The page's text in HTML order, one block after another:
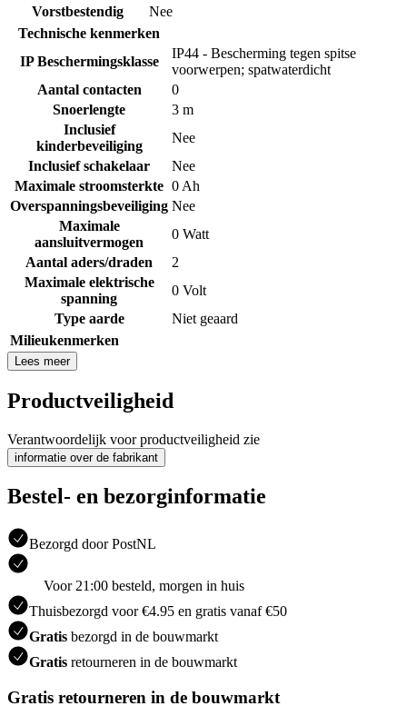
Vorstbestendig
Nee
Technische kenmerken
IP Beschermingsklasse
IP44 - Bescherming tegen spitse
voorwerpen; spatwaterdicht
Aantal contacten
0
Snoerlengte
3 m
Inclusief
kinderbeveiliging
Nee
Inclusief schakelaar
Nee
Maximale stroomsterkte 0 Ah
Overspanningsbeveiliging Nee
Maximale
aansluitvermogen
0 Watt
Aantal aders/draden
2
Maximale elektrische
spanning
0 Volt
Type aarde
Niet geaard
Milieukenmerken
Lees meer
Productveiligheid
Verantwoordelijk voor productveiligheid zie
informatie over de fabrikant
Bestel- en bezorginformatie
Bezorgd door PostNL
Voor 21:00 besteld, morgen in huis
Thuisbezorgd voor €4.95 en gratis vanaf €50
Gratis bezorgd in de bouwmarkt
Gratis retourneren in de bouwmarkt
Gratis retourneren in de bouwmarkt